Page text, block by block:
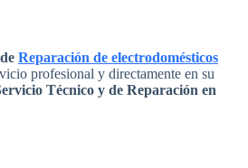
Reparación de electrodomésticos
profesional y directamente en su
Técnico y de Reparación en